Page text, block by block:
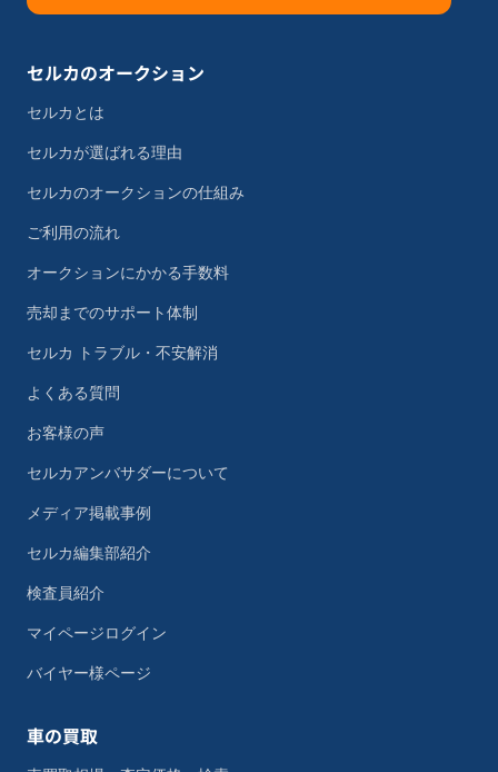
セルカのオークション
セルカとは
セルカが選ばれる理由
セルカのオークションの仕組み
ご利用の流れ
オークションにかかる手数料
売却までのサポート体制
セルカ トラブル・不安解消
よくある質問
お客様の声
セルカアンバサダーについて
メディア掲載事例
セルカ編集部紹介
検査員紹介
マイページログイン
バイヤー様ページ
車の買取